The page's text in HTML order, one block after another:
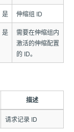
是 伸缩组 ID
是
需要在伸缩组内
激活的伸缩配置
的 ID。
描述
请求记录 ID